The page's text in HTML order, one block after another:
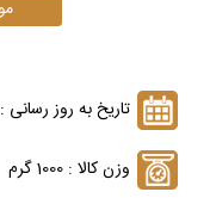
تاریخ به روز رسانی : 1405/05/03
وزن کالا : 1000 گرم